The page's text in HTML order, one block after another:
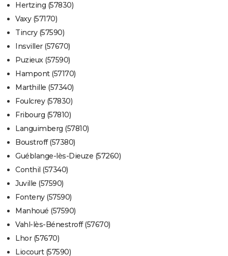
Hertzing (57830)
Vaxy (57170)
Tincry (57590)
Insviller (57670)
Puzieux (57590)
Hampont (57170)
Marthille (57340)
Foulcrey (57830)
Fribourg (57810)
Languimberg (57810)
Boustroff (57380)
Guéblange-lès-Dieuze (57260)
Conthil (57340)
Juville (57590)
Fonteny (57590)
Manhoué (57590)
Vahl-lès-Bénestroff (57670)
Lhor (57670)
Liocourt (57590)